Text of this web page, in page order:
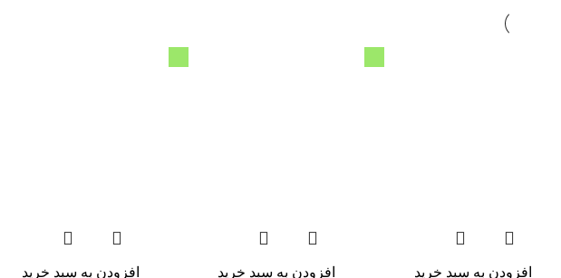
افزودن به سبد خرید افزودن به سبد خرید افزودن به سبد خرید